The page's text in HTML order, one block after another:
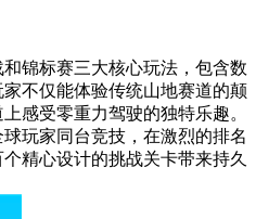
锦标赛三大核心玩法，包含数
不仅能体验传统山地赛道的颠
感受零重力驾驶的独特乐趣。
玩家同台竞技，在激烈的排名
精心设计的挑战关卡带来持久